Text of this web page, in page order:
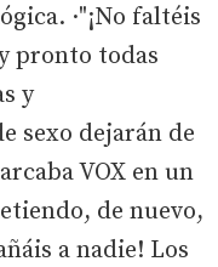
·"¡No faltéis
pronto todas
y
sexo dejarán de
VOX en un
de nuevo,
a nadie! Los